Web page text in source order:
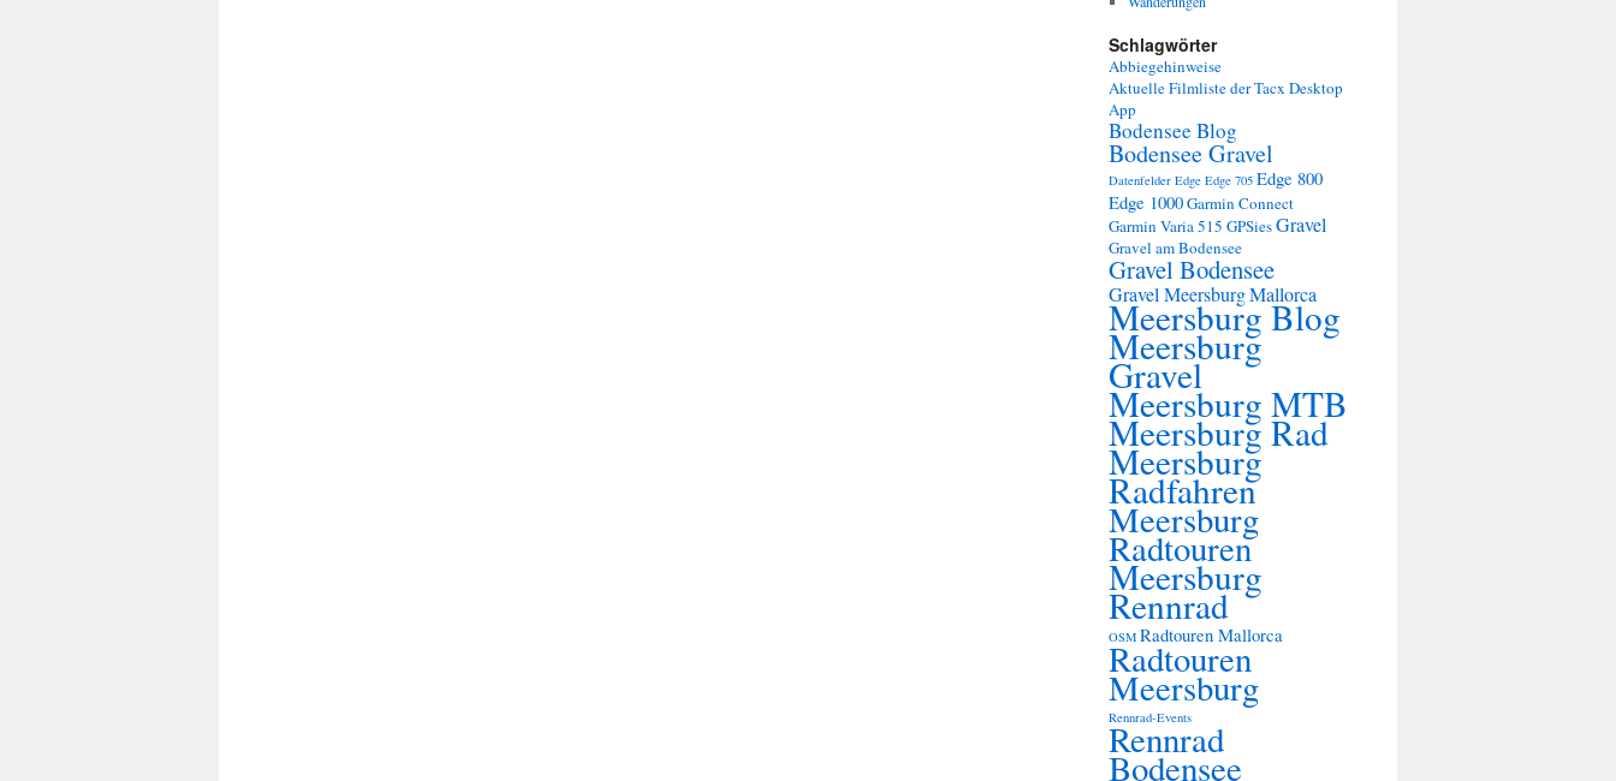
Schlagwörter
Abbiegehinweise
Aktuelle Filmliste der Tacx Desktop
App
Bodensee Blog
Bodensee Gravel
Datenfelder Edge Edge 705 Edge 800
Edge 1000Garmin Connect
Garmin Varia 515 GPSiesGravel
Gravel am Bodensee
Gravel Bodensee
Gravel MeersburgMallorca
Meersburg Blog
Meersburg
Gravel
Meersburg MTB
Meersburg Rad
Meersburg
Radfahren
Meersburg
Radtouren
Meersburg
Rennrad
OSM Radtouren Mallorca
Radtouren
Meersburg
Rennrad-Events
Rennrad
Bodensee